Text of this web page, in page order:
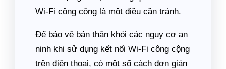
Wi-Fi công cộng là một điều cần tránh.
Để bảo vệ bản thân khỏi các nguy cơ an
ninh khi sử dụng kết nối Wi-Fi công cộng
trên điện thoại, có một số cách đơn giản